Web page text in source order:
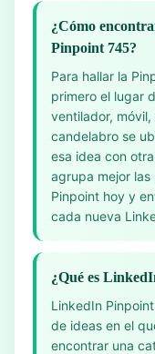
¿Cómo
Pinpoint 745?
Para hallar la
primero el lugar
ventilador,
candelabro se
esa idea con
agrupa mejor las
Pinpoint hoy y
cada nueva
¿Qué es
LinkedIn
de ideas en el
encontrar una